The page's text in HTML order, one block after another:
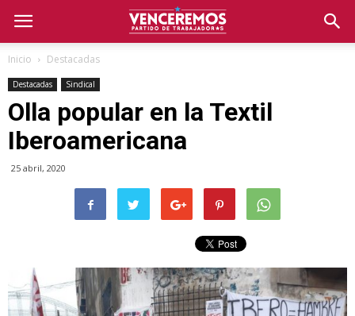
Inicio Destacadas
Destacadas Sindical
Olla popular en la Textil
Iberoamericana
25 abril, 2020